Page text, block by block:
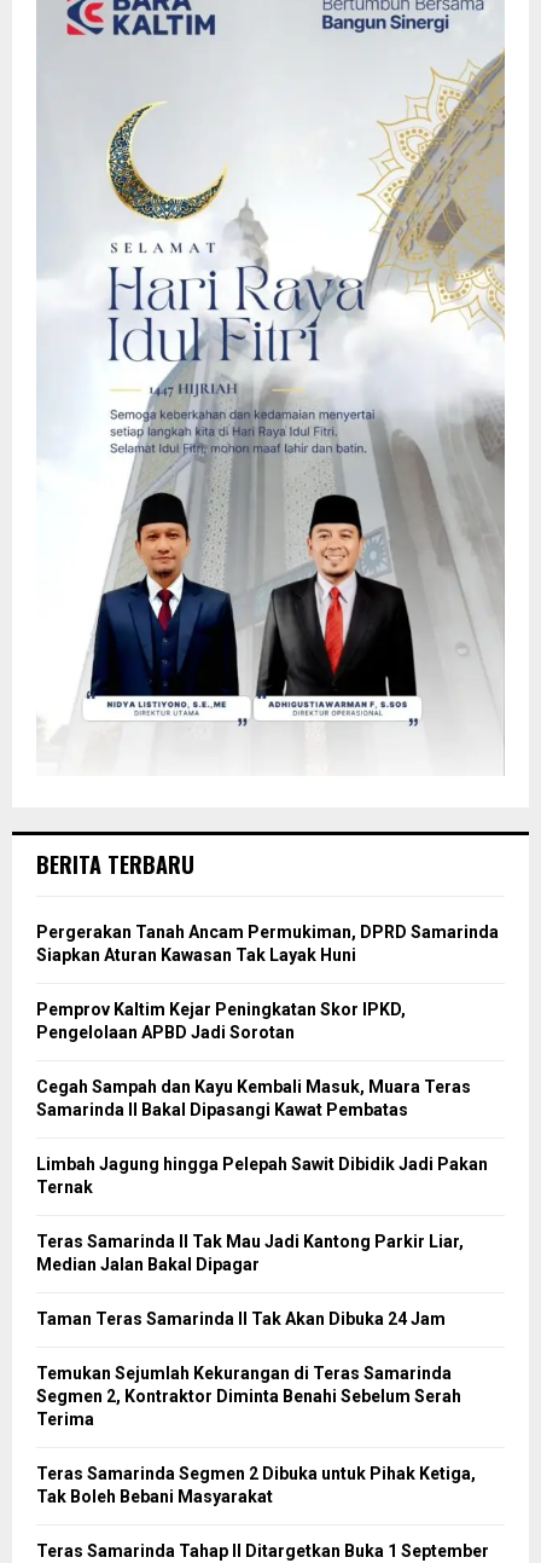
BERITA TERBARU
Pergerakan Tanah Ancam Permukiman, DPRD Samarinda
Siapkan Aturan Kawasan Tak Layak Huni
Pemprov Kaltim Kejar Peningkatan Skor IPKD,
Pengelolaan APBD Jadi Sorotan
Cegah Sampah dan Kayu Kembali Masuk, Muara Teras
Samarinda II Bakal Dipasangi Kawat Pembatas
Limbah Jagung hingga Pelepah Sawit Dibidik Jadi Pakan
Ternak
Teras Samarinda II Tak Mau Jadi Kantong Parkir Liar,
Median Jalan Bakal Dipagar
Taman Teras Samarinda II Tak Akan Dibuka 24 Jam
Temukan Sejumlah Kekurangan di Teras Samarinda
Segmen 2, Kontraktor Diminta Benahi Sebelum Serah
Terima
Teras Samarinda Segmen 2 Dibuka untuk Pihak Ketiga,
Tak Boleh Bebani Masyarakat
Teras Samarinda Tahap II Ditargetkan Buka 1 September